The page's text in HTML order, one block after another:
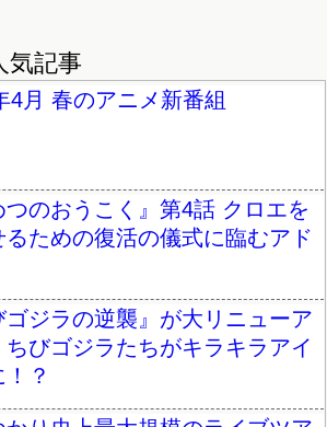
気記事
4月 春のアニメ新番組
つのおうこく』第4話 クロエを
るための復活の儀式に臨むアド
ゴジラの逆襲』が大リニューア
びゴジラたちがキラキラアイ
！？